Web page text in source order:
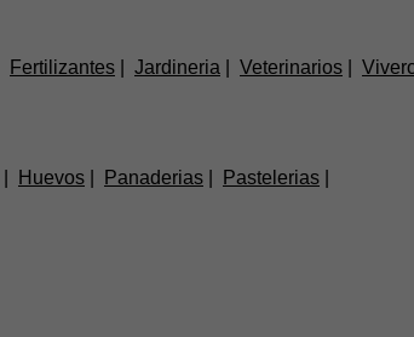
Fertilizantes Jardineria Veterinarios
Huevos Panaderias Pastelerias